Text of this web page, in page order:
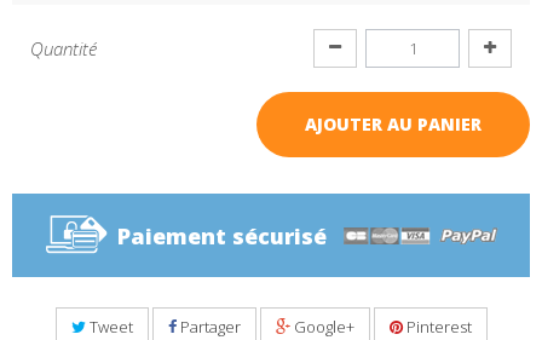
Quantité
AJOUTER AU PANIER
Paiement sécurisé
Tweet Partager Google+ Pinterest